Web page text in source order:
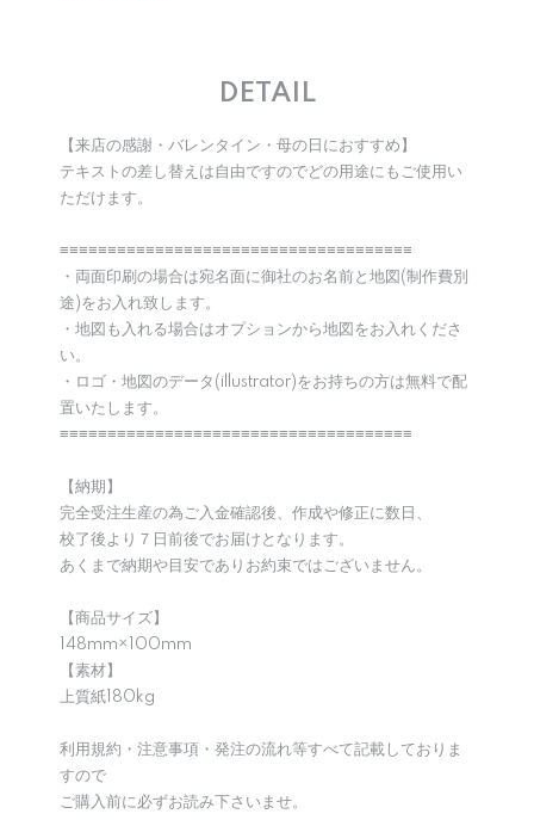
DETAIL
【来店の感謝・バレンタイン・母の日におすすめ】
テキストの差し替えは自由ですのでどの用途にもご使用い
ただけます。
≡≡≡≡≡≡≡≡≡≡≡≡≡≡≡≡≡≡≡≡≡≡≡≡≡≡≡≡≡≡≡≡≡≡≡≡≡
・両面印刷の場合は宛名面に御社のお名前と地図(制作費別
途)をお入れ致します。
・地図も入れる場合はオプションから地図をお入れくださ
い。
・ロゴ・地図のデータ(illustrator)をお持ちの方は無料で配
置いたします。
≡≡≡≡≡≡≡≡≡≡≡≡≡≡≡≡≡≡≡≡≡≡≡≡≡≡≡≡≡≡≡≡≡≡≡≡≡
【納期】
完全受注生産の為ご入金確認後、作成や修正に数日、
校了後より７日前後でお届けとなります。
あくまで納期や目安でありお約束ではございません。
【商品サイズ】
148mm×100mm
【素材】
上質紙180kg
利用規約・注意事項・発注の流れ等すべて記載しておりま
すので
ご購入前に必ずお読み下さいませ。